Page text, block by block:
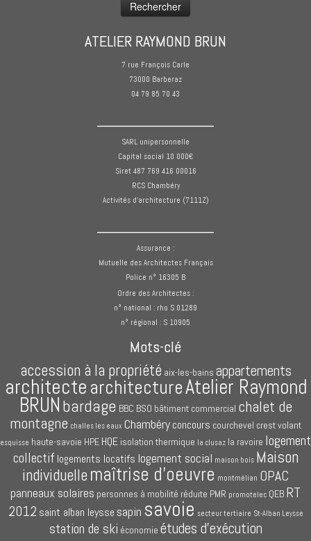
ATELIER RAYMOND BRUN
7 rue François Carle
73000 Barberaz
04 79 85 70 43
SARL unipersonnelle
Capital social 10 000€
Siret 487 769 416 00016
RCS Chambéry
Activités d'architecture (7111Z)
Assurance :
Mutuelle des Architectes Français
Police n° 16305 B
Ordre des Architectes :
n° national : rho S 01289
n° régional : S 10905
Mots-clé
accession à la propriété aix-les-bains appartements
architecte architectureAtelier Raymond
BRUNbardage BBC BSO bâtiment commercial chalet de
montagne challes les eaux Chambéryconcours courchevel crest volant
esquisse haute-savoie HPE HQE isolation thermique la clusaz la ravoire logement
collectif logements locatifs logement social maison bois Maison
individuelle maîtrise d'oeuvre montmélian OPAC
panneaux solaires personnes à mobilité réduite PMR promotelec QEB RT
2012 saint alban leysse sapin savoie secteur tertiaire St-Alban Leysse
station de ski économie études d'exécution